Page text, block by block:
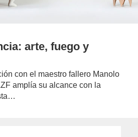
arte, fuego y
con el maestro fallero Manolo
amplía su alcance con la